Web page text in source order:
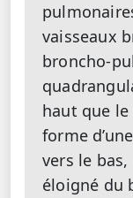
vaisseaux
broncho-
haut que
forme
vers le
éloigné du